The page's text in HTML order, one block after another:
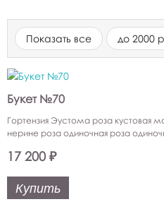
Показать все до 2000
Букет №70
Гортензия Эустома роза кустовая
нерине роза одиночная роза
17 200 ₽
Купить